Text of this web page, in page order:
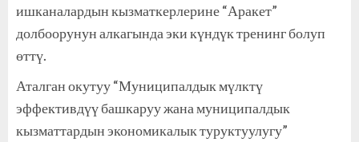
ишканалардын кызматкерлерине “Аракет”
долбоорунун алкагында эки күндүк тренинг болуп
өттү.
Аталган окутуу “Муниципалдык мүлктү
эффективдүү башкаруу жана муниципалдык
кызматтардын экономикалык туруктуулугу”